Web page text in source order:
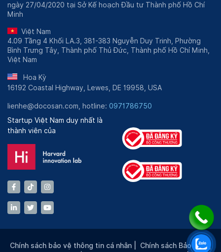
ngày 27/04/2020 tại Sở Kế hoạch Đầu tư Thành phố Hồ Chí
Minh
Việt Nam
4.09 Tầng 4 Khối LA.3, 381-383 Nguyễn Duy Trinh, Phường
Bình Trưng Tây, Thành phố Thủ Đức, Thành phố Hồ Chí Minh,
Việt Nam
Hoa Kỳ
16192 Coastal Highway, Lewes, DE 19958, USA
lienhe@docosan.com, hotline: 0971786750
Startup Việt Nam duy nhất là
thành viên của
Chính sách bảo vệ thông tin cá nhân Chính sách Bảo mật |